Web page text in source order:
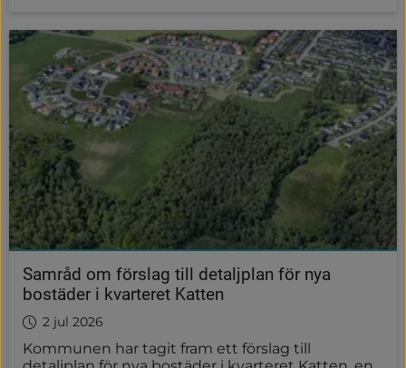
Samråd om förslag till detaljplan för nya
bostäder i kvarteret Katten
2 jul 2026
Kommunen har tagit fram ett förslag till